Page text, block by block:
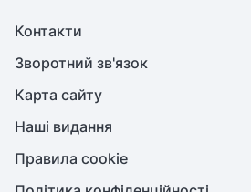
Контакти
Зворотний зв'язок
Карта сайту
Наші видання
Правила cookie